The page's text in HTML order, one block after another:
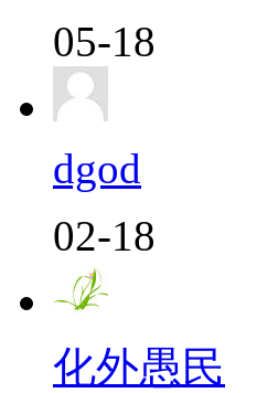
05-18
dgod
02-18
化外愚民